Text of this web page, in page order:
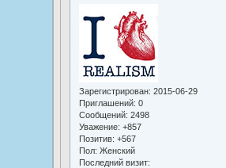
Зарегистрирован: 2015-06-29
Приглашений: 0
Сообщений: 2498
Уважение: +857
Позитив: +567
Пол: Женский
Последний визит: